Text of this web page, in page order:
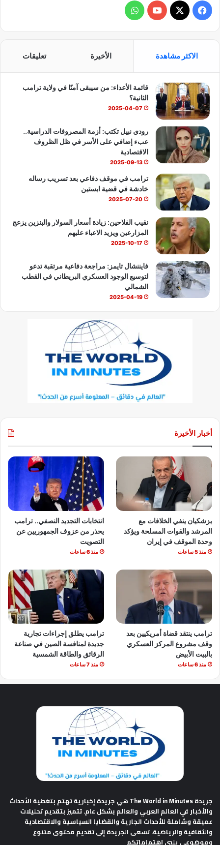
ي
و
ك
X
Y
T
u
e
ا
ا
ب
الاكثر مشاهدة الأخيرة تعليقات
قائمة الأعداء: من سيبقى آمنًا في ولاية ترامب
الثانية؟
2025-04-07
رودي نبيل تكتب: أزمة المصروفات الدراسية..
عبء إضافي على الأسر في ظل الظروف
الاقتصادية
2025-09-13
ترامب في موقف دفاعي بعد تسريب رساله
خادشة في قضية ابستين
2025-07-20
نقيب الفلاحين: زيادة أسعار السولار والبنزين يزعج
المزارعين ويزيد الاعباء عليهم
2025-10-17
فايننشال تايمز: مراجعة دفاعية مرتقبة تدعو
لتوسيع الوجود العسكري البريطاني في القطب
الشمالي
2025-04-19
أخبار الأخيرة
بزشكيان ينفي الخلافات مع
المرشد والقوات المسلحة ويؤكد
وحدة الموقف في إيران
منذ 5 ساعات
انتخابات التجديد النصفي.. ترامب
يحذر من عزوف الجمهوريين عن
التصويت
منذ 6 ساعات
ترامب ينتقد قضاة أمريكيين بعد
وقف مشروع المركز العسكري
بالبيت الأبيض
منذ 6 ساعات
ترامب يطلق إجراءات تجارية
جديدة لمنافسة الصين في صناعة
الرقائق والطاقة الشمسية
منذ 7 ساعات
جريدة The World in Minutes
هي جريدة إخبارية تهتم بتغطية الأحداث
والأخبار في العالم العربي والعالم بشكل عام. تتميز بتقديم تحليلات
عميقة وشاملة للأحداث الجارية والقضايا السياسية والاقتصادية
والثقافية والرياضية. تسعى الجريدة إلى تقديم محتوى متنوع
وموضوعي يلبي اهتماماتكم